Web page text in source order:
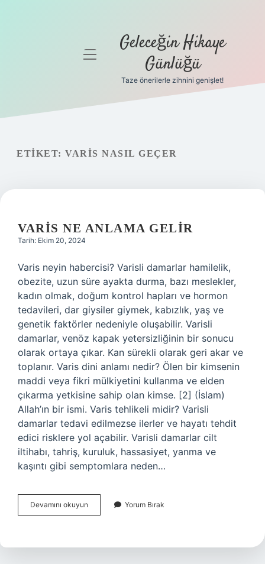
Gizlilik
Yasal Uyarı
Hakkımızda
menüyü Geleceğin Hikaye
Günlüğü
Taze önerilerle zihnini genişlet!
ETIKET: VARIS NASIL GEÇER
VARIS NE ANLAMA GELIR
Tarih: Ekim 20, 2024
Varis neyin habercisi? Varisli damarlar hamilelik,
obezite, uzun süre ayakta durma, bazı meslekler,
kadın olmak, doğum kontrol hapları ve hormon
tedavileri, dar giysiler giymek, kabızlık, yaş ve
genetik faktörler nedeniyle oluşabilir. Varisli
damarlar, venöz kapak yetersizliğinin bir sonucu
olarak ortaya çıkar. Kan sürekli olarak geri akar ve
toplanır. Varis dini anlamı nedir? Ölen bir kimsenin
maddi veya fikri mülkiyetini kullanma ve elden
çıkarma yetkisine sahip olan kimse. [2] (İslam)
Allah’ın bir ismi. Varis tehlikeli midir? Varisli
damarlar tedavi edilmezse ilerler ve hayatı tehdit
edici risklere yol açabilir. Varisli damarlar cilt
iltihabı, tahriş, kuruluk, hassasiyet, yanma ve
kaşıntı gibi semptomlara neden…
Devamını okuyun
Ne
Yorum Bırak